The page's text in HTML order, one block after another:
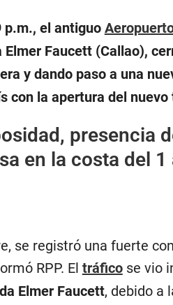
p.m., el antiguo
Elmer Faucett (Callao),
y dando paso a una
con la apertura del
presencia
en la costa del 1
se registró una fuerte
RPP. El tráficose vio
Elmer Faucett, debido a